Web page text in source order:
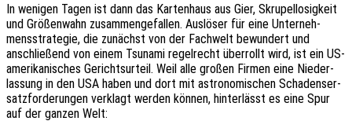
In weni­gen Tagen ist dann das Karten­haus aus Gier, Skru­pel­lo­sig­keit
und Größen­wahn zusam­men­ge­fal­len. Auslö­ser für eine Unter­neh­
mens­stra­te­gie, die zunächst von der Fach­welt bewun­dert und
anschlie­ßend von einem Tsuna­mi regel­recht über­rollt wird, ist ein US-
ameri­ka­ni­sches Gerichts­ur­teil. Weil alle großen Firmen eine Nieder­
las­sung in den USA haben und dort mit astro­no­mi­schen Scha­dens­er­
satz­for­de­run­gen verklagt werden können, hinter­lässt es eine Spur
auf der ganzen Welt: